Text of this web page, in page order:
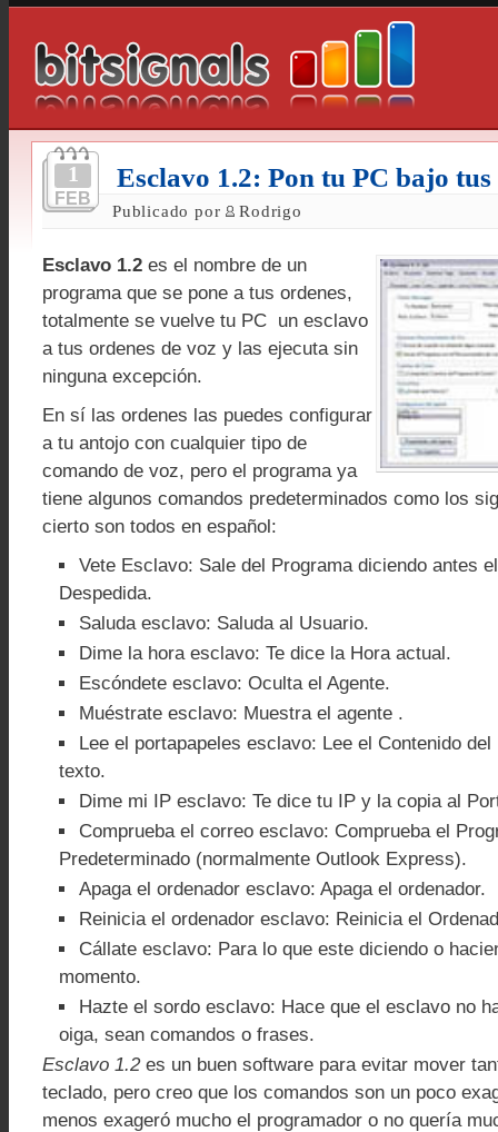
1
FEB
Esclavo 1.2: Pon tu PC bajo tus
Publicado por Rodrigo
Esclavo 1.2 es el nombre de un
programa que se pone a tus ordenes,
totalmente se vuelve tu PC un esclavo
a tus ordenes de voz y las ejecuta sin
ninguna excepción.
En sí las ordenes las puedes configurar
a tu antojo con cualquier tipo de
comando de voz, pero el programa ya
tiene algunos comandos predeterminados como los
cierto son todos en español:
Vete Esclavo: Sale del Programa diciendo antes
Despedida.
Saluda esclavo: Saluda al Usuario.
Dime la hora esclavo: Te dice la Hora actual.
Escóndete esclavo: Oculta el Agente.
Muéstrate esclavo: Muestra el agente .
Lee el portapapeles esclavo: Lee el Contenido
texto.
Dime mi IP esclavo: Te dice tu IP y la copia al
Comprueba el correo esclavo: Comprueba el
Predeterminado (normalmente Outlook Express).
Apaga el ordenador esclavo: Apaga el ordenador.
Reinicia el ordenador esclavo: Reinicia el
Cállate esclavo: Para lo que este diciendo o
momento.
Hazte el sordo esclavo: Hace que el esclavo no
oiga, sean comandos o frases.
Esclavo 1.2es un buen software para evitar mover
teclado, pero creo que los comandos son un poco
menos exageró mucho el programador o no quería